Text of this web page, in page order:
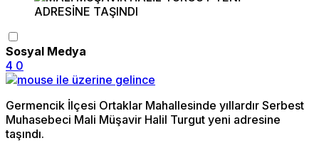
Sosyal Medya
4 0
Germencik İlçesi Ortaklar Mahallesinde yıllardır Serbest
Muhasebeci Mali Müşavir Halil Turgut yeni adresine
taşındı.